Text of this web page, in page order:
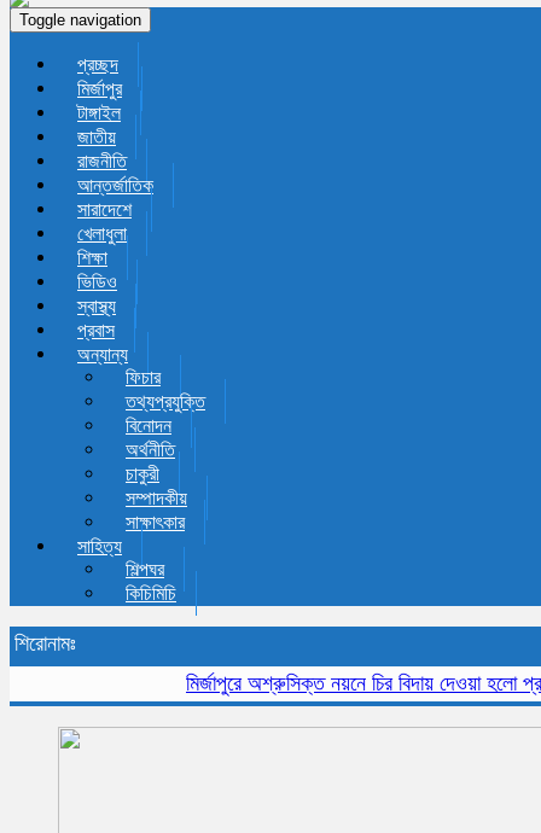
Toggle navigation
প্রচ্ছদ
মির্জাপুর
টাঙ্গাইল
জাতীয়
রাজনীতি
আন্তর্জাতিক
সারাদেশে
খেলাধুলা
শিক্ষা
ভিডিও
স্বাস্থ্য
প্রবাস
অন্যান্য
ফিচার
তথ্যপ্রযুক্তি
বিনোদন
অর্থনীতি
চাকুরী
সম্পাদকীয়
সাক্ষাৎকার
সাহিত্য
শিল্পঘর
কিচিমিচি
শিরোনামঃ
মির্জাপুরে অশ্রুসিক্ত নয়নে চির বিদায় দেওয়া হলো প্রবীন